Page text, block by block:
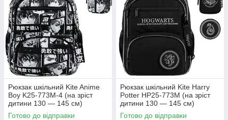
Рюкзак шкільний Kite Anime
Boy K25-773M-4 (на зріст
дитини 130 — 145 см)
Готово до відправки
Рюкзак шкільний Kite Harry
Potter HP25-773M (на зріст
дитини 130 — 145 см)
Готово до відправки